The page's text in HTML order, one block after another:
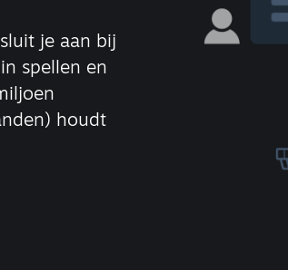
je aan bij
spellen en
houdt